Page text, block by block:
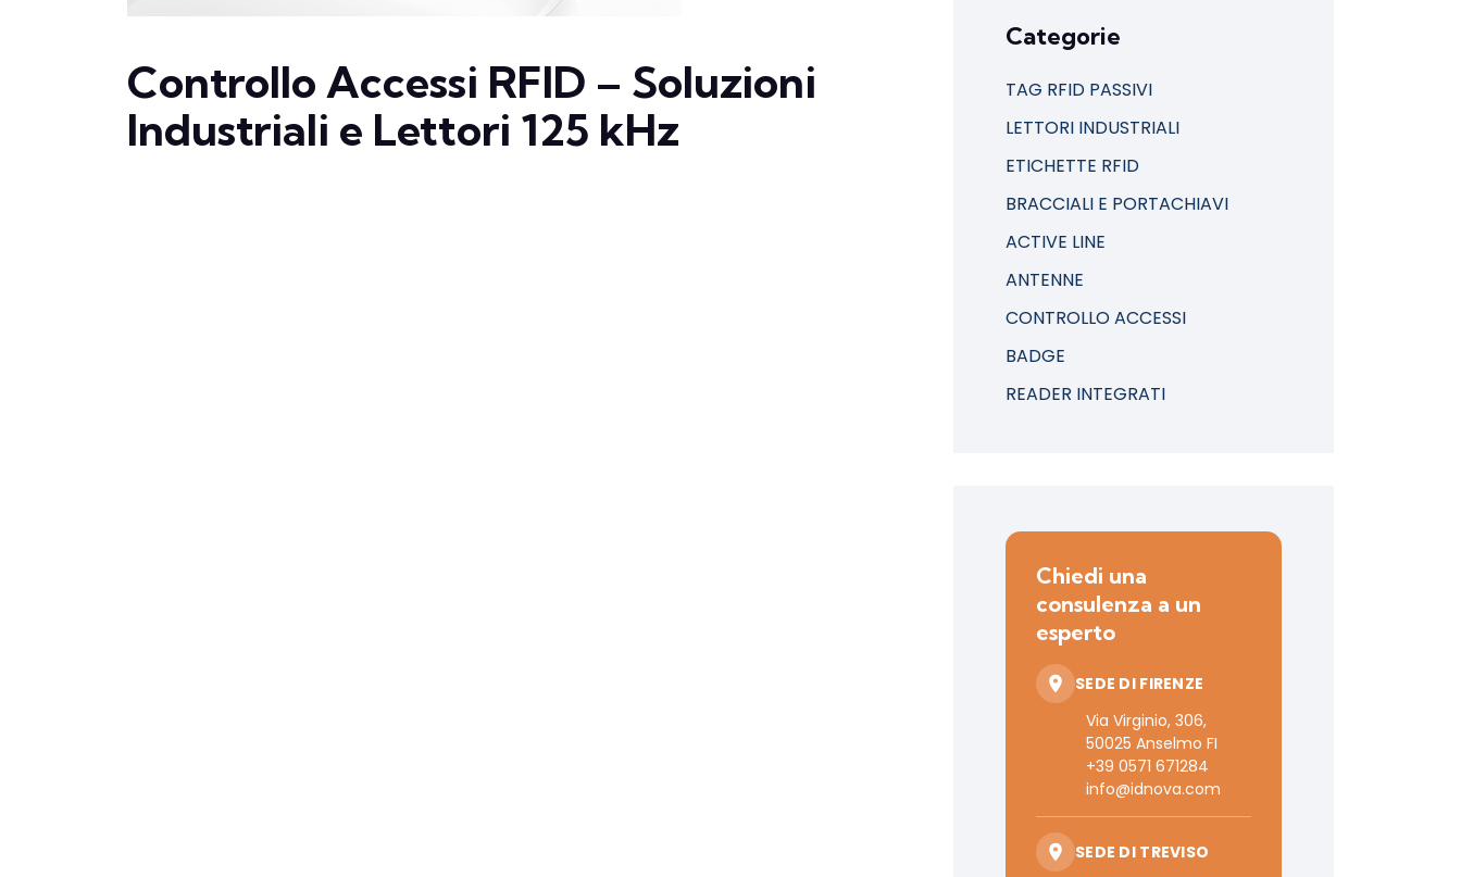
Controllo Accessi RFID – Soluzioni
Industriali e Lettori 125 kHz
Categorie
TAG RFID PASSIVI
LETTORI INDUSTRIALI
ETICHETTE RFID
BRACCIALI E PORTACHIAVI
ACTIVE LINE
ANTENNE
CONTROLLO ACCESSI
BADGE
READER INTEGRATI
Chiedi una
consulenza a un
esperto
SEDE DI FIRENZE
Via Virginio, 306,
50025 Anselmo FI
+39 0571 671284
info@idnova.com
SEDE DI TREVISO